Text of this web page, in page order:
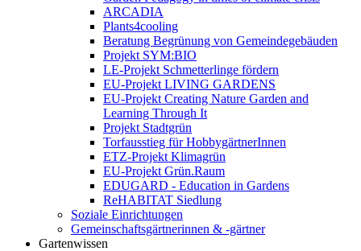
ARCADIA
Plants4cooling
Beratung Begrünung von Gemeindegebäuden
Projekt SYM:BIO
LE-Projekt Schmetterlinge fördern
EU-Projekt LIVING GARDENS
EU-Projekt Creating Nature Garden and
Learning Through It
Projekt Stadtgrün
Torfausstieg für HobbygärtnerInnen
ETZ-Projekt Klimagrün
EU-Projekt Grün.Raum
EDUGARD - Education in Gardens
ReHABITAT Siedlung
Soziale Einrichtungen
Gemeinschaftsgärtnerinnen & -gärtner
Gartenwissen